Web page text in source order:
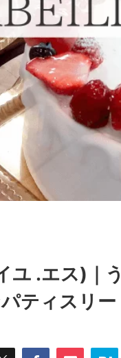
ユ .エス)｜
ティスリー